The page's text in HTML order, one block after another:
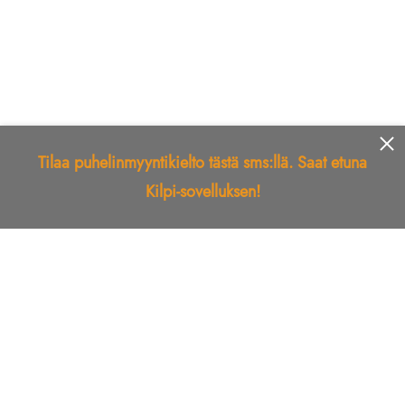
Tilaa puhelinmyyntikielto tästä sms:llä. Saat etuna
Kilpi-sovelluksen!